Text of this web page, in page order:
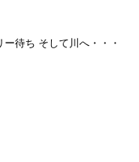
ー待ち そして川へ・・・